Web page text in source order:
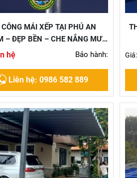
MÁI XẾP TẠI PHÚ AN
– ĐẸP BỀN – CHE NẮNG MƯA
hệ Bảo hành:
Liên hệ: 0986 582 889
Giá: